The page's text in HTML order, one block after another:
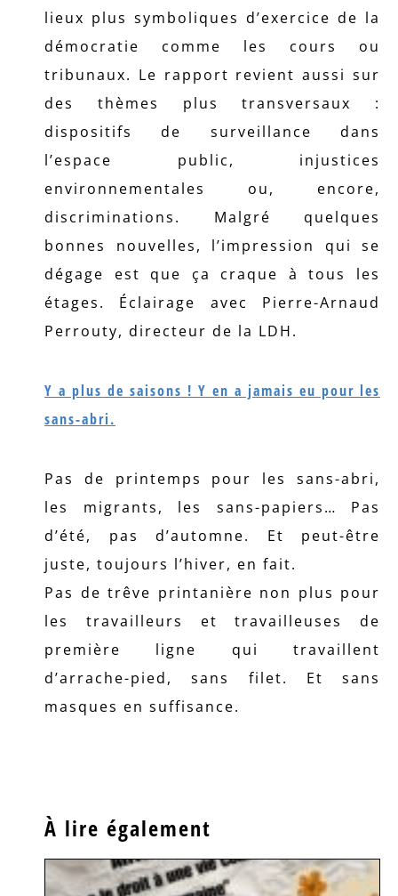
lieux plus symboliques d’exercice de la
démocratie comme les cours ou
tribunaux. Le rapport revient aussi sur
des thèmes plus transversaux :
dispositifs de surveillance dans
l’espace public, injustices
environnementales ou, encore,
discriminations. Malgré quelques
bonnes nouvelles, l’impression qui se
dégage est que ça craque à tous les
étages. Éclairage avec Pierre-Arnaud
Perrouty, directeur de la LDH.
Y a plus de saisons ! Y en a jamais eu pour les
sans-abri.
Pas de printemps pour les sans-abri,
les migrants, les sans-papiers… Pas
d’été, pas d’automne. Et peut-être
juste, toujours l’hiver, en fait.
Pas de trêve printanière non plus pour
les travailleurs et travailleuses de
première ligne qui travaillent
d’arrache-pied, sans filet. Et sans
masques en suffisance.
À lire également